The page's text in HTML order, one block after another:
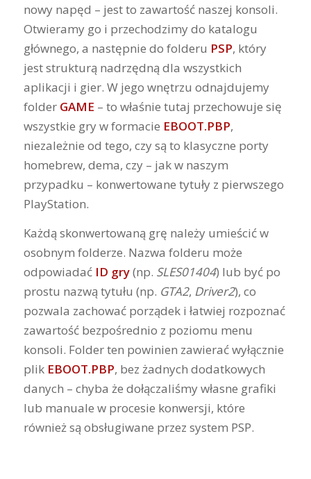
nowy napęd – jest to zawartość naszej konsoli.
Otwieramy go i przechodzimy do katalogu
głównego, a następnie do folderu PSP, który
jest strukturą nadrzędną dla wszystkich
aplikacji i gier. W jego wnętrzu odnajdujemy
folder GAME – to właśnie tutaj przechowuje się
wszystkie gry w formacie EBOOT.PBP,
niezależnie od tego, czy są to klasyczne porty
homebrew, dema, czy – jak w naszym
przypadku – konwertowane tytuły z pierwszego
PlayStation.
Każdą skonwertowaną grę należy umieścić w
osobnym folderze. Nazwa folderu może
odpowiadać ID gry(np. SLES01404) lub być po
prostu nazwą tytułu (np. GTA2, Driver2), co
pozwala zachować porządek i łatwiej rozpoznać
zawartość bezpośrednio z poziomu menu
konsoli. Folder ten powinien zawierać wyłącznie
plik EBOOT.PBP, bez żadnych dodatkowych
danych – chyba że dołączaliśmy własne grafiki
lub manuale w procesie konwersji, które
również są obsługiwane przez system PSP.